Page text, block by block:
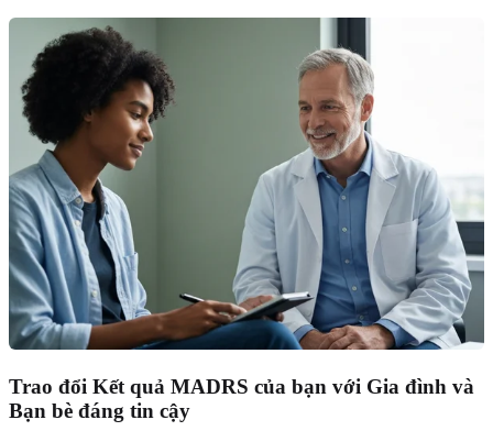
Trao đổi Kết quả MADRS của bạn với Gia đình và
Bạn bè đáng tin cậy